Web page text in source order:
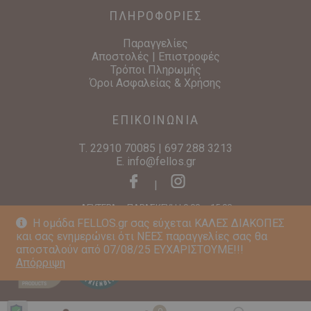
Η ομάδα FELLOS.gr σας εύχεται ΚΑΛΕΣ ΔΙΑΚΟΠΕΣ
και σας ενημερώνει ότι ΝΕΕΣ παραγγελίες σας θα
αποσταλούν από 07/08/25 ΕΥΧΑΡΙΣΤΟΥΜΕ!!!
Απόρριψη
ΠΛΗΡΟΦΟΡΙΕΣ
Παραγγελίες
Αποστολές | Επιστροφές
Τρόποι Πληρωμής
Όροι Ασφαλείας & Χρήσης
ΕΠΙΚΟΙΝΩΝΙΑ
Τ. 22910 70085 | 697 288 3213
E. info@fellos.gr
|
ΔΕΥΤΕΡΑ – ΠΑΡΑΣΚΕΥΗ | 9:00 – 15:00